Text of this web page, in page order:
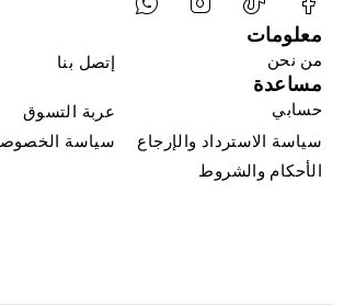
معلومات
من نحن إتصل بنا
مساعدة
حسابي
عربة التسوق
سياسة الاسترداد والإرجاع
سياسة
الأحكام والشروط